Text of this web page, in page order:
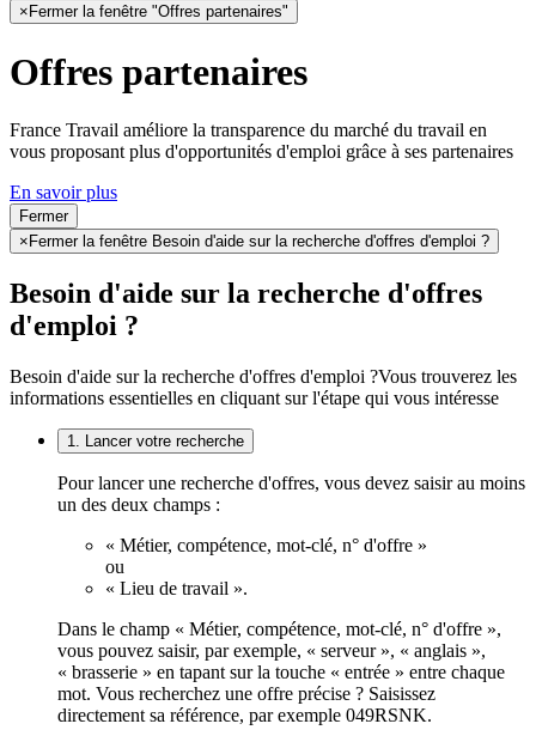
× Fermer la fenêtre "Offres partenaires"
Offres partenaires
France Travail améliore la transparence du marché du travail en
vous proposant plus d'opportunités d'emploi grâce à ses partenaires
En savoir plus
Fermer
× Fermer la fenêtre Besoin d'aide sur la recherche d'offres d'emploi ?
Besoin d'aide sur la recherche d'offres
d'emploi ?
Besoin d'aide sur la recherche d'offres d'emploi ?Vous trouverez les
informations essentielles en cliquant sur l'étape qui vous intéresse
1. Lancer votre recherche
Pour lancer une recherche d'offres, vous devez saisir au moins
un des deux champs :
« Métier, compétence, mot-clé, n° d'offre »
ou
« Lieu de travail ».
Dans le champ « Métier, compétence, mot-clé, n° d'offre »,
vous pouvez saisir, par exemple, « serveur », « anglais »,
« brasserie » en tapant sur la touche « entrée » entre chaque
mot. Vous recherchez une offre précise ? Saisissez
directement sa référence, par exemple 049RSNK.